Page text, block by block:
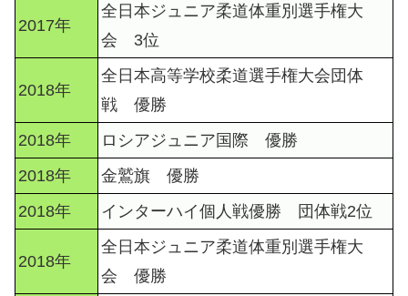
2017年
全日本ジュニア柔道体重別選手権大
会 3位
2018年
全日本高等学校柔道選手権大会団体
戦 優勝
2018年
ロシアジュニア国際 優勝
2018年
金鷲旗 優勝
2018年
インターハイ個人戦優勝 団体戦2位
2018年
全日本ジュニア柔道体重別選手権大
会 優勝